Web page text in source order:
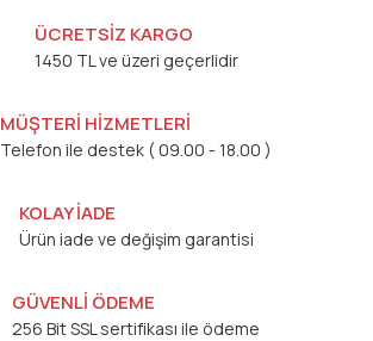
ÜCRETSİZ KARGO
1450 TL ve üzeri geçerlidir
MÜŞTERİ HİZMETLERİ
Telefon ile destek ( 09.00 - 18.00 )
KOLAY İADE
Ürün iade ve değişim garantisi
GÜVENLİ ÖDEME
256 Bit SSL sertifikası ile ödeme